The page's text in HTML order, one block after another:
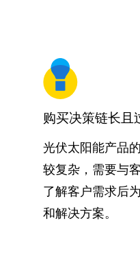
购买决策链长且
光伏太阳能产品
较复杂，需要与
了解客户需求后
和解决方案。